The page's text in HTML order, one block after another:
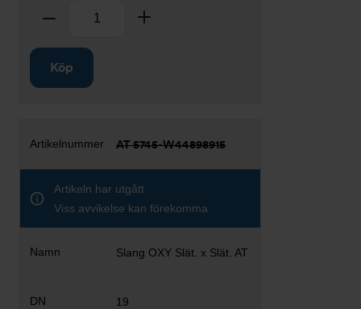
Ta bort
Köp
AT 5745-W44898915
Artikeln har utgått
Viss avvikelse kan förekomma
Slang OXY Slät. x Slät. AT
19